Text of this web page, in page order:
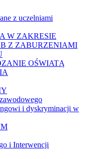
z uczelniami
W ZAKRESIE
Z ZABURZENIAMI
OŚWIATĄ
i dyskryminacji w
i Interwencji